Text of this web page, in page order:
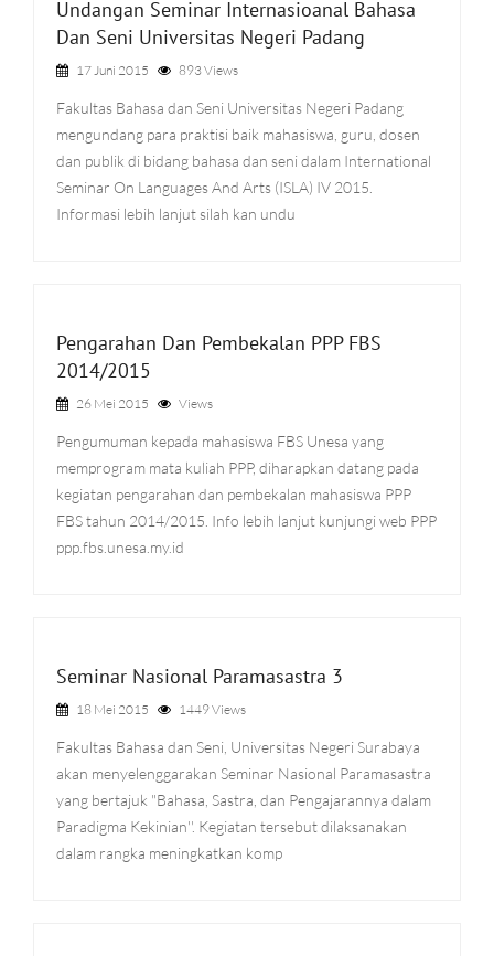
Undangan Seminar Internasioanal Bahasa
Dan Seni Universitas Negeri Padang
17 Juni 2015 893 Views
Fakultas Bahasa dan Seni Universitas Negeri Padang
mengundang para praktisi baik mahasiswa, guru, dosen
dan publik di bidang bahasa dan seni dalam International
Seminar On Languages And Arts (ISLA) IV 2015.
Informasi lebih lanjut silah kan undu
Pengarahan Dan Pembekalan PPP FBS
2014/2015
26 Mei 2015 Views
Pengumuman kepada mahasiswa FBS Unesa yang
memprogram mata kuliah PPP, diharapkan datang pada
kegiatan pengarahan dan pembekalan mahasiswa PPP
FBS tahun 2014/2015. Info lebih lanjut kunjungi web PPP
ppp.fbs.unesa.my.id
Seminar Nasional Paramasastra 3
18 Mei 2015 1449 Views
Fakultas Bahasa dan Seni, Universitas Negeri Surabaya
akan menyelenggarakan Seminar Nasional Paramasastra
yang bertajuk "Bahasa, Sastra, dan Pengajarannya dalam
Paradigma Kekinian''. Kegiatan tersebut dilaksanakan
dalam rangka meningkatkan komp